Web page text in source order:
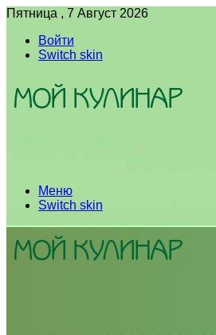
Пятница , 7 Август 2026
Войти
Switch skin
Меню
Switch skin